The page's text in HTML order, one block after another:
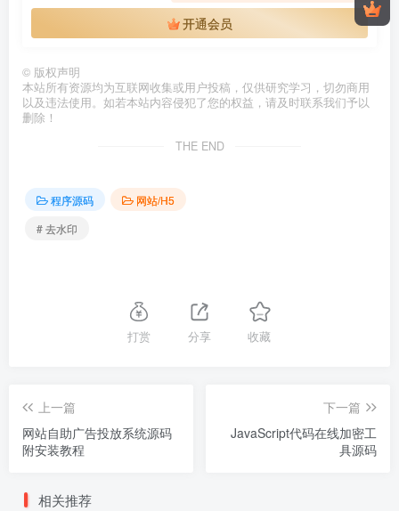
开通会员
© 版权声明
本站所有资源均为互联网收集或用户投稿，仅供研究学习，切勿商用
以及违法使用。如若本站内容侵犯了您的权益，请及时联系我们予以
删除！
THE END
程序源码
网站/H5
# 去水印
打赏 分享 收藏
上一篇
网站自助广告投放系统源码
附安装教程
下一篇
JavaScript代码在线加密工
具源码
相关推荐